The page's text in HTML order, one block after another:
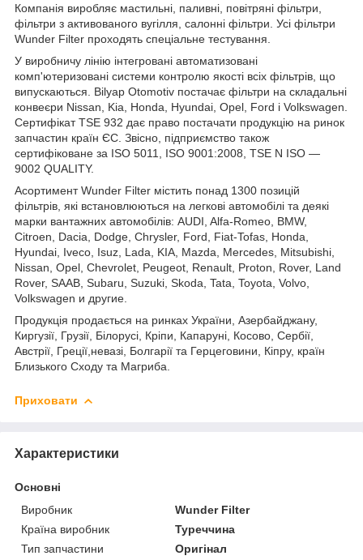
Компанія виробляє мастильні, паливні, повітряні фільтри,
фільтри з активованого вугілля, салонні фільтри. Усі фільтри
Wunder Filter проходять спеціальне тестування.
У виробничу лінію інтегровані автоматизовані
комп'ютеризовані системи контролю якості всіх фільтрів, що
випускаються. Bilyap Otomotiv постачає фільтри на складальні
конвеєри Nissan, Kia, Honda, Hyundai, Opel, Ford і Volkswagen.
Сертифікат TSE 932 дає право постачати продукцію на ринок
запчастин країн ЄС. Звісно, підприємство також
сертифіковане за ISO 5011, ISO 9001:2008, TSE N ISO —
9002 QUALITY.
Асортимент Wunder Filter містить понад 1300 позицій
фільтрів, які встановлюються на легкові автомобілі та деякі
марки вантажних автомобілів: AUDI, Alfa-Romeo, BMW,
Citroen, Dacia, Dodge, Chrysler, Ford, Fiat-Tofas, Honda,
Hyundai, Iveco, Isuz, Lada, KIA, Mazda, Mercedes, Mitsubishi,
Nissan, Opel, Chevrolet, Peugeot, Renault, Proton, Rover, Land
Rover, SAAB, Subaru, Suzuki, Skoda, Tata, Toyota, Volvo,
Volkswagen и другие.
Продукція продається на ринках України, Азербайджану,
Киргузії, Грузії, Білорусі, Кріпи, Капаруні, Косово, Сербії,
Австрії, Греції,невазі, Болгарії та Герцеговини, Кіпру, країн
Близького Сходу та Магриба.
Приховати
Характеристики
Основні
Виробник
Wunder Filter
Країна виробник
Туреччина
Тип запчастини
Оригінал